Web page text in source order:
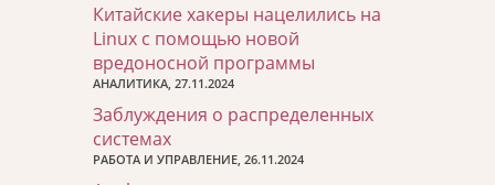
Китайские хакеры нацелились на
Linux с помощью новой
вредоносной программы
АНАЛИТИКА, 27.11.2024
Заблуждения о распределенных
системах
РАБОТА И УПРАВЛЕНИЕ, 26.11.2024